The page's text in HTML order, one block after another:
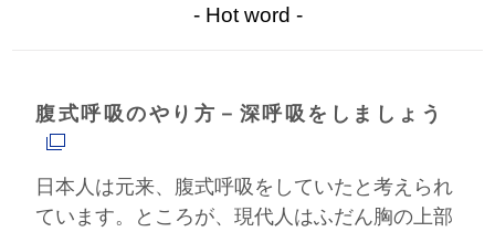
- Hot word -
腹式呼吸のやり方－深呼吸をしましょう
日本人は元来、腹式呼吸をしていたと考えられ
ています。ところが、現代人はふだん胸の上部